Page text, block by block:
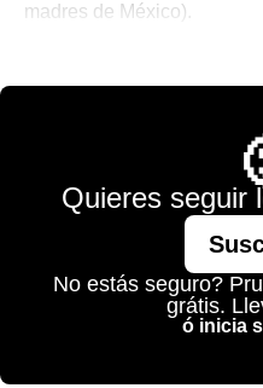
madres de México).
Quieres seguir
No estás seguro?
grátis.
ó inicia